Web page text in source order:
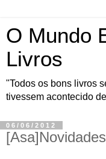
O Mundo
Livros
"Todos os bons livros
tivessem acontecido
06/06/2012